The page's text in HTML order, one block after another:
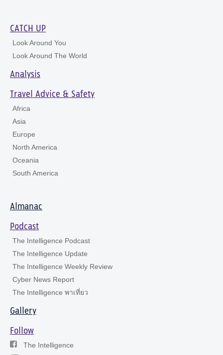
CATCH UP
Look Around You
Look Around The World
Analysis
Travel Advice & Safety
Africa
Asia
Europe
North America
Oceania
South America
Almanac
Podcast
The Intelligence Podcast
The Intelligence Update
The Intelligence Weekly Review
Cyber News Report
The Intelligence พาเที่ยว
Gallery
Follow
The Intelligence